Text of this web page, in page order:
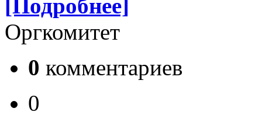
[Подробнее]
Оргкомитет
0 комментариев
0